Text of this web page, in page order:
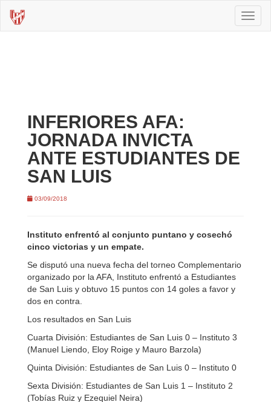
INFERIORES AFA:
JORNADA INVICTA
ANTE ESTUDIANTES DE
SAN LUIS
03/09/2018
Instituto enfrentó al conjunto puntano y cosechó
cinco victorias y un empate.
Se disputó una nueva fecha del torneo Complementario
organizado por la AFA, Instituto enfrentó a Estudiantes
de San Luis y obtuvo 15 puntos con 14 goles a favor y
dos en contra.
Los resultados en San Luis
Cuarta División: Estudiantes de San Luis 0 – Instituto 3
(Manuel Liendo, Eloy Roige y Mauro Barzola)
Quinta División: Estudiantes de San Luis 0 – Instituto 0
Sexta División: Estudiantes de San Luis 1 – Instituto 2
(Tobías Ruiz y Ezequiel Neira)